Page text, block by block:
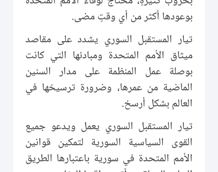
بوعودها أكثر من أي وقتٍ مضى.
تيار المستقبل السوري يشدد على مقاصد
ميثاق الأمم المتحدة ومبادئها التي كانت
بوصلة عمل المنظمة على مدار السنين
الماضية من عمرها، وضرورة ترسيخها في
العالم بشكل أرسخ.
تيار المستقبل السوري يعمل ويدعو جميع
القوى السياسية السورية لتمكين قوانين
الأمم المتحدة في سورية باعتبارها الطريق